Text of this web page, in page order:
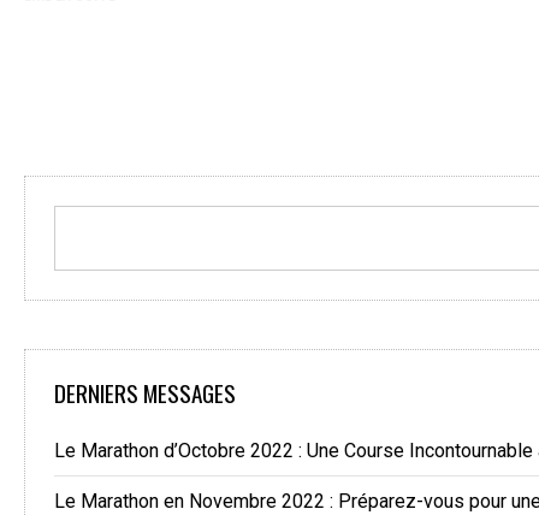
DERNIERS MESSAGES
Le Marathon d’Octobre 2022 : Une Course
Le Marathon en Novembre 2022 : Préparez-vous pour